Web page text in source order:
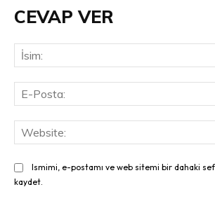
CEVAP VER
Ismimi, e-postamı ve web sitemi bir dahaki
kaydet.